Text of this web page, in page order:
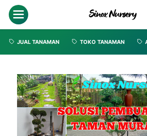
JUAL TANAMAN TOKO TANAMAN